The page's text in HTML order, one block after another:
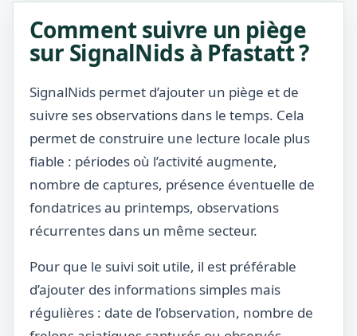
Comment suivre un piège
sur SignalNids à Pfastatt ?
SignalNids permet d’ajouter un piège et de
suivre ses observations dans le temps. Cela
permet de construire une lecture locale plus
fiable : périodes où l’activité augmente,
nombre de captures, présence éventuelle de
fondatrices au printemps, observations
récurrentes dans un même secteur.
Pour que le suivi soit utile, il est préférable
d’ajouter des informations simples mais
régulières : date de l’observation, nombre de